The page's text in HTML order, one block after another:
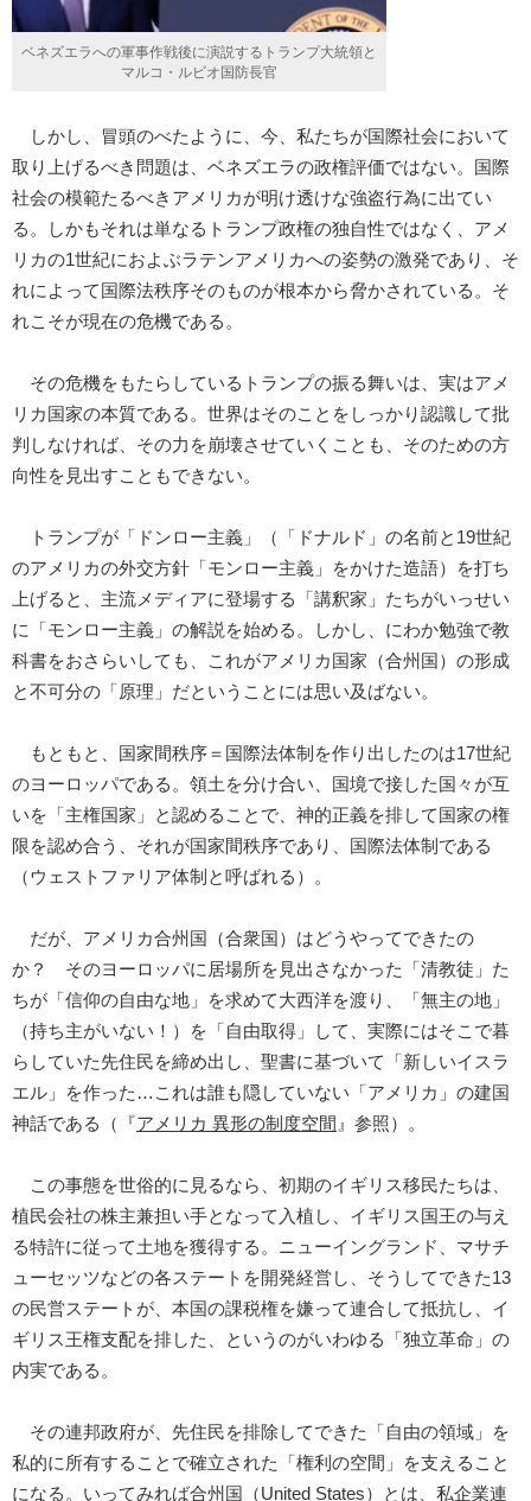
ベネズエラへの軍事作戦後に演説するトランプ大統領と
マルコ・ルビオ国防長官
しかし、冒頭のべたように、今、私たちが国際社会において
取り上げるべき問題は、ベネズエラの政権評価ではない。国際
社会の模範たるべきアメリカが明け透けな強盗行為に出てい
る。しかもそれは単なるトランプ政権の独自性ではなく、アメ
リカの1世紀におよぶラテンアメリカへの姿勢の激発であり、そ
れによって国際法秩序そのものが根本から脅かされている。そ
れこそが現在の危機である。
その危機をもたらしているトランプの振る舞いは、実はアメ
リカ国家の本質である。世界はそのことをしっかり認識して批
判しなければ、その力を崩壊させていくことも、そのための方
向性を見出すこともできない。
トランプが「ドンロー主義」（「ドナルド」の名前と19世紀
のアメリカの外交方針「モンロー主義」をかけた造語）を打ち
上げると、主流メディアに登場する「講釈家」たちがいっせい
に「モンロー主義」の解説を始める。しかし、にわか勉強で教
科書をおさらいしても、これがアメリカ国家（合州国）の形成
と不可分の「原理」だということには思い及ばない。
もともと、国家間秩序＝国際法体制を作り出したのは17世紀
のヨーロッパである。領土を分け合い、国境で接した国々が互
いを「主権国家」と認めることで、神的正義を排して国家の権
限を認め合う、それが国家間秩序であり、国際法体制である
（ウェストファリア体制と呼ばれる）。
だが、アメリカ合州国（合衆国）はどうやってできたの
か？ そのヨーロッパに居場所を見出さなかった「清教徒」た
ちが「信仰の自由な地」を求めて大西洋を渡り、「無主の地」
（持ち主がいない！）を「自由取得」して、実際にはそこで暮
らしていた先住民を締め出し、聖書に基づいて「新しいイスラ
エル」を作った…これは誰も隠していない「アメリカ」の建国
神話である（『アメリカ 異形の制度空間 』参照）。
この事態を世俗的に見るなら、初期のイギリス移民たちは、
植民会社の株主兼担い手となって入植し、イギリス国王の与え
る特許に従って土地を獲得する。ニューイングランド、マサチ
ューセッツなどの各ステートを開発経営し、そうしてできた13
の民営ステートが、本国の課税権を嫌って連合して抵抗し、イ
ギリス王権支配を排した、というのがいわゆる「独立革命」の
内実である。
その連邦政府が、先住民を排除してできた「自由の領域」を
私的に所有することで確立された「権利の空間」を支えること
になる。いってみれば合州国（United States）とは、私企業連